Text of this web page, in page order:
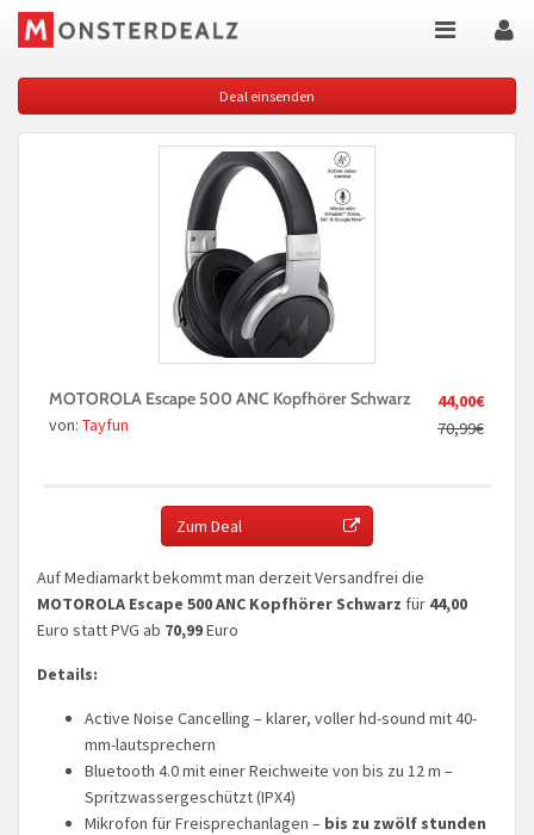
Deal einsenden
44,00€
70,99€
MOTOROLA Escape 500 ANC Kopfhörer Schwarz
von: Tayfun
Zum Deal
Auf Mediamarkt bekommt man derzeit Versandfrei die
MOTOROLA Escape 500 ANC Kopfhörer Schwarz für 44,00
Euro statt PVG ab 70,99Euro
Details:
Active Noise Cancelling – klarer, voller hd-sound mit 40-
mm-lautsprechern
Bluetooth 4.0 mit einer Reichweite von bis zu 12 m –
Spritzwassergeschützt (IPX4)
Mikrofon für Freisprechanlagen – bis zu zwölf stunden